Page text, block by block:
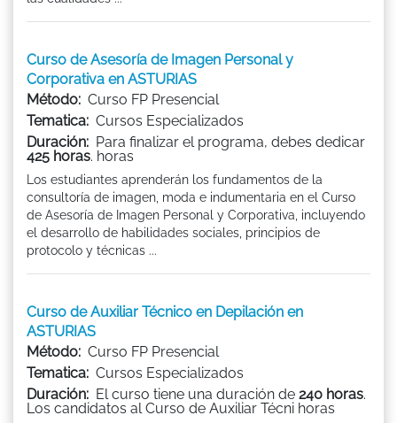
Curso de Asesoría de Imagen Personal y
Corporativa en ASTURIAS
Método: Curso FP Presencial
Tematica: Cursos Especializados
Duración: Para finalizar el programa, debes dedicar
425 horas. horas
Los estudiantes aprenderán los fundamentos de la
consultoría de imagen, moda e indumentaria en el Curso
de Asesoría de Imagen Personal y Corporativa, incluyendo
el desarrollo de habilidades sociales, principios de
protocolo y técnicas ...
Curso de Auxiliar Técnico en Depilación en
ASTURIAS
Método: Curso FP Presencial
Tematica: Cursos Especializados
Duración: El curso tiene una duración de 240 horas.
Los candidatos al Curso de Auxiliar Técni horas